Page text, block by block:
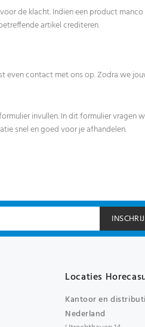
de klacht. Indien een product
artikel crediteren.
even contact met ons op. Zodra we
invullen. In dit formulier vragen
snel en goed voor je afhandelen.
Locaties
Kantoor en
Nederland